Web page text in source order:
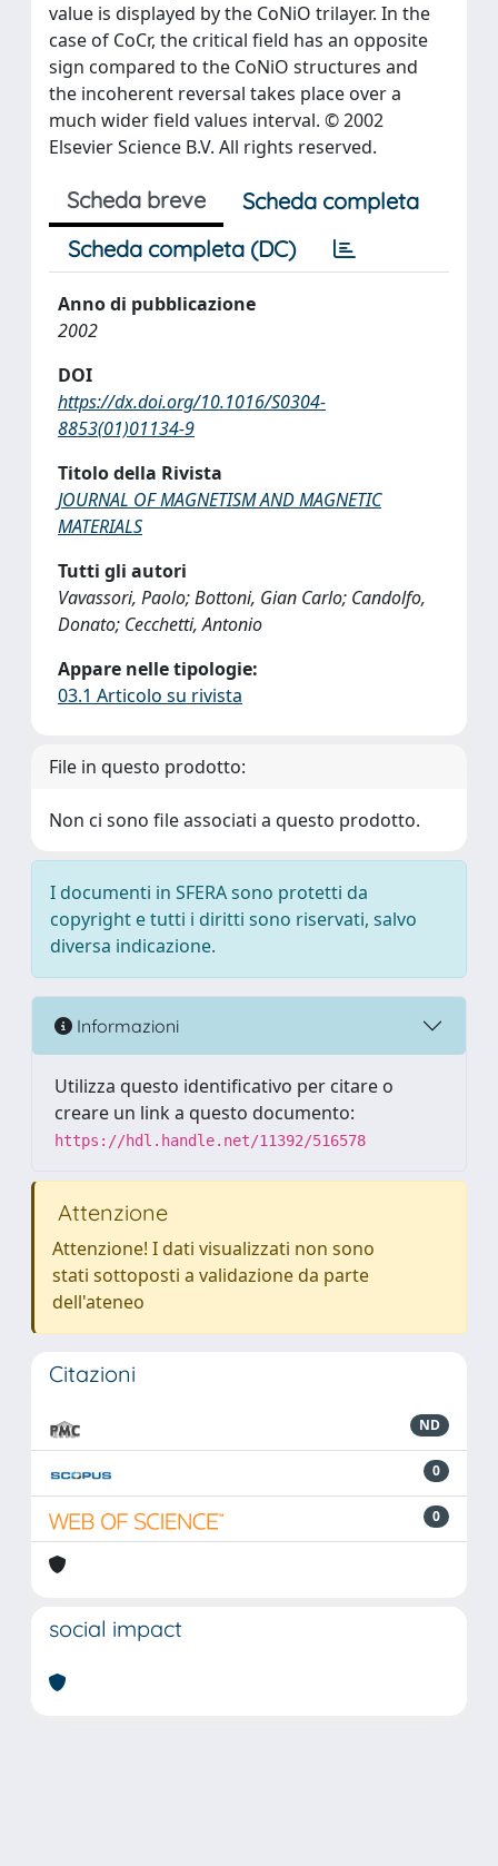
value is displayed by the CoNiO trilayer. In the
case of CoCr, the critical field has an opposite
sign compared to the CoNiO structures and
the incoherent reversal takes place over a
much wider field values interval. © 2002
Elsevier Science B.V. All rights reserved.
Scheda breve
Scheda completa
Scheda completa (DC)
Anno di pubblicazione
2002
DOI
https://dx.doi.org/10.1016/S0304-
8853(01)01134-9
Titolo della Rivista
JOURNAL OF MAGNETISM AND MAGNETIC
MATERIALS
Tutti gli autori
Vavassori, Paolo; Bottoni, Gian Carlo; Candolfo,
Donato; Cecchetti, Antonio
Appare nelle tipologie:
03.1 Articolo su rivista
File in questo prodotto:
Non ci sono file associati a questo prodotto.
I documenti in SFERA sono protetti da
copyright e tutti i diritti sono riservati, salvo
diversa indicazione.
Informazioni
Utilizza questo identificativo per citare o
creare un link a questo documento:
https://hdl.handle.net/11392/516578
Attenzione
Attenzione! I dati visualizzati non sono
stati sottoposti a validazione da parte
dell'ateneo
Citazioni
ND
0
0
social impact